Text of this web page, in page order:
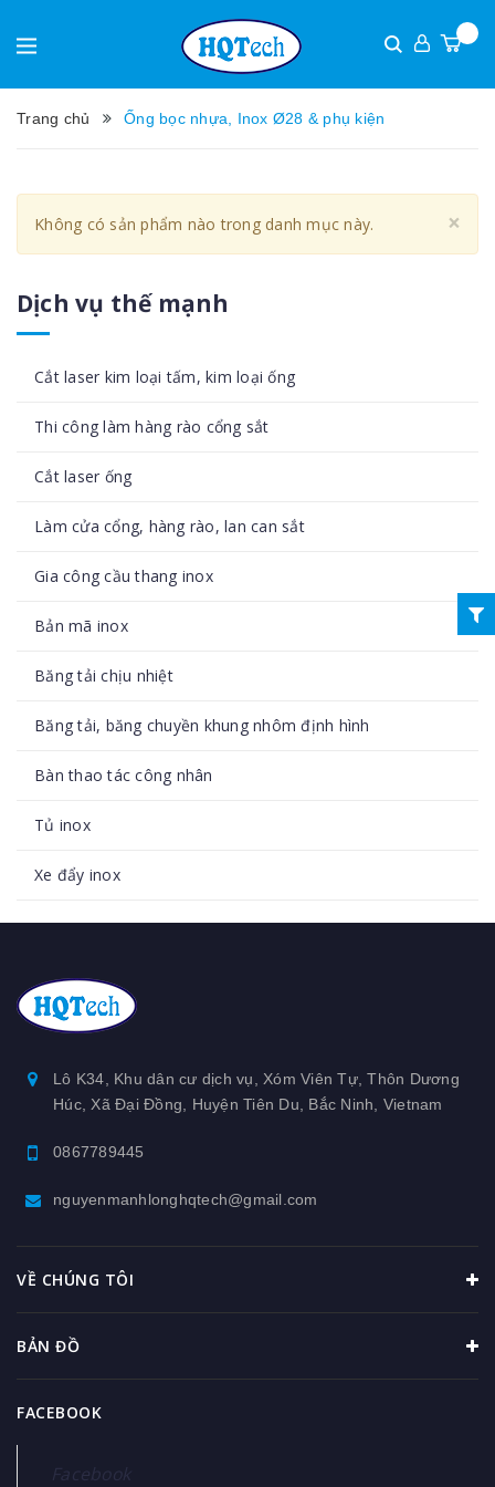
Trang chủ Ống bọc nhựa, Inox Ø28 & phụ kiện
×
Không có sản phẩm nào trong danh mục này.
Dịch vụ thế mạnh
Cắt laser kim loại tấm, kim loại ống
Thi công làm hàng rào cổng sắt
Cắt laser ống
Làm cửa cổng, hàng rào, lan can sắt
Gia công cầu thang inox
Bản mã inox
Băng tải chịu nhiệt
Băng tải, băng chuyền khung nhôm định hình
Bàn thao tác công nhân
Tủ inox
Xe đẩy inox
Tủ điện inox
Tủ để đồ bằng inox
Thiết bị nhà bếp inox
Phụ kiện nhôm định hình
Lô K34, Khu dân cư dịch vụ, Xóm Viên Tự, Thôn Dương
Húc, Xã Đại Đồng, Huyện Tiên Du, Bắc Ninh, Vietnam
0867789445
nguyenmanhlonghqtech@gmail.com
VỀ CHÚNG TÔI
BẢN ĐỒ
FACEBOOK
Facebook